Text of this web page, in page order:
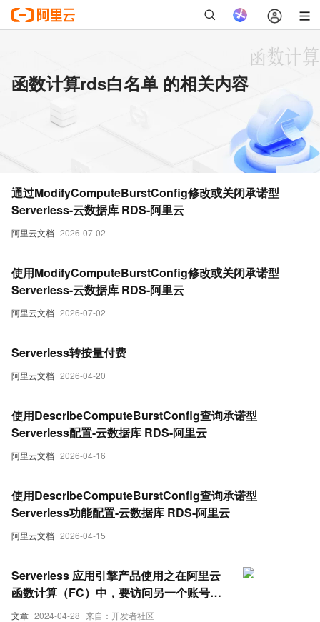
函数计算rds白名单 的相关内容
阿里云文档 2026-07-02
通过ModifyComputeBurstConfig修改或关闭承诺型
Serverless-云数据库 RDS-阿里云
阿里云文档 2026-07-02
使用ModifyComputeBurstConfig修改或关闭承诺型
Serverless-云数据库 RDS-阿里云
阿里云文档 2026-04-20
Serverless转按量付费
阿里云文档 2026-04-16
使用DescribeComputeBurstConfig查询承诺型
Serverless配置-云数据库 RDS-阿里云
阿里云文档 2026-04-15
使用DescribeComputeBurstConfig查询承诺型
Serverless功能配置-云数据库 RDS-阿里云
文章 2024-04-28 来自：开发者社区
Serverless 应用引擎产品使用之在阿里云
函数计算（FC）中，要访问另一个账号的
rds配置rds的白名单如何解决